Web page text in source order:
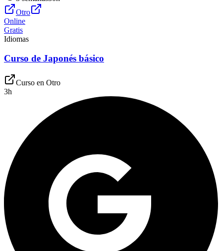
Otro
Online
Gratis
Idiomas
Curso de Japonés básico
Curso en Otro
3h